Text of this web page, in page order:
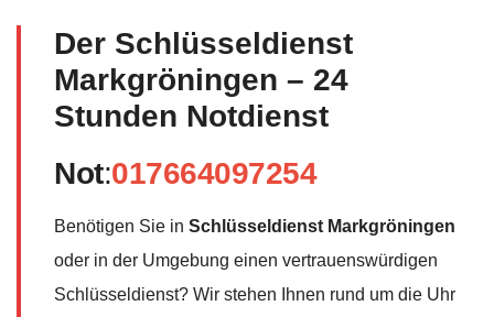
Der Schlüsseldienst
Markgröningen – 24
Stunden Notdienst
Not:017664097254
Benötigen Sie in Schlüsseldienst Markgröningen
oder in der Umgebung einen vertrauenswürdigen
Schlüsseldienst? Wir stehen Ihnen rund um die Uhr